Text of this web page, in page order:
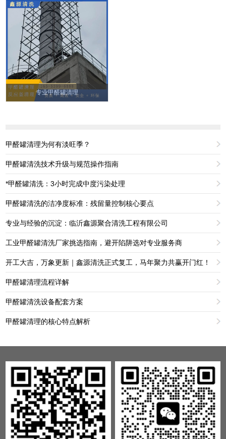
专业甲醛罐清理
甲醛罐清理为何有淡旺季？
甲醛罐清洗技术升级与规范操作指南
*甲醛罐清洗：3小时完成中度污染处理
甲醛罐清洗的洁净度标准：残留量控制核心要点
专业与经验的沉淀：临沂鑫源聚合清洗工程有限公司
工业甲醛罐清洗厂家挑选指南，避开陷阱选对专业服务商
开工大吉，万象更新｜鑫源清洗正式复工，马年聚力共赢开门红！
甲醛罐清理流程详解
甲醛罐清洗设备配套方案
甲醛罐清理的核心特点解析